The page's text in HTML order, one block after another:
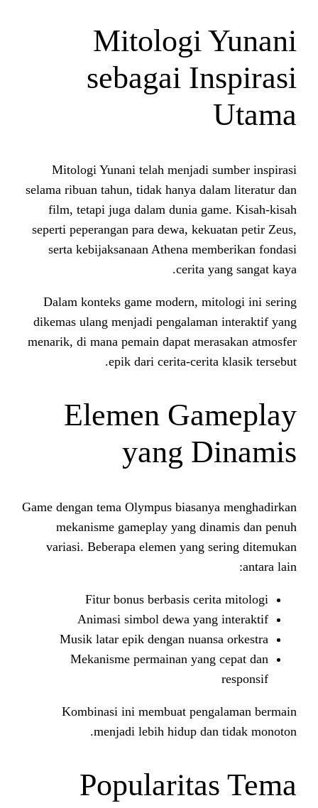
Mitologi
sebagai
Mitologi Yunani telah menjadi
selama ribuan tahun, tidak hanya
film, tetapi juga dalam dunia
seperti peperangan para dewa,
serta kebijaksanaan Athena
cerita
Dalam konteks game modern,
dikemas ulang menjadi
menarik, di mana pemain dapat
epik dari cerita-
Elemen
yang
Game dengan tema Olympus
mekanisme gameplay yang
variasi. Beberapa elemen yang
Fitur bonus berbasis
Animasi simbol dewa
Musik latar epik dengan
Mekanisme permainan
Kombinasi ini membuat
menjadi lebih hidup